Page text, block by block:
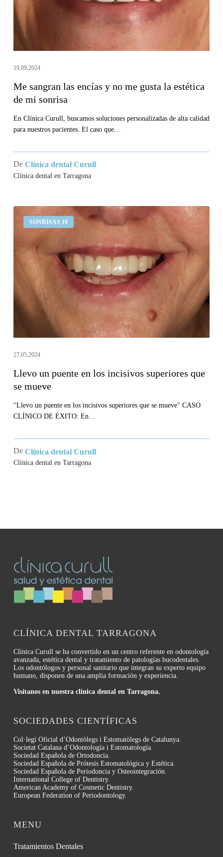
me
gusta
estética
de
sonrisa
19,09,2024
Me sangran las encías y no me gusta la estética
de mi sonrisa
En Clínica Curull, buscamos soluciones personalizadas de alta calidad
para nuestros pacientes. El caso que…
De Clínica dental Curull
Clínica dental en Tarragona
SONRISAS 10
puente
los
incisivos
superiores
mueve
27,05,2024
Llevo un puente en los incisivos superiores que
se mueve
"Llevo un puente en los incisivos superiores que se mueve" CASO
CLÍNICO DE ÉXITO: En…
De Clínica dental Curull
Clínica dental en Tarragona
CLÍNICA DENTAL TARRAGONA
Clínica Curull se ha convertido en un centro referente en odontología
avanzada, estética dental y tratamiento de patologías bucodentales.
Los odontólogos y personal sanitario que integran su experto equipo
humano, disponen de una amplia formación y experiencia.
Visítanos en nuestra clínica dental en Tarragona.
SOCIEDADES CIENTÍFICAS
Col·legi Oficial d’Odontòlegs i Estomatòlegs de Catalunya.
Societat Catalana d’Odontología i Estomatología.
Sociedad Española de Ortodoncia.
Sociedad Española de Prótesis Estomatológica y Estética.
Sociedad Española de Periodoncia y Osteointegración.
International College of Dentistry.
American Academy of Cosmetic Dentistry.
European Federation of Periodontology.
MENU
Tratamientos Dentales